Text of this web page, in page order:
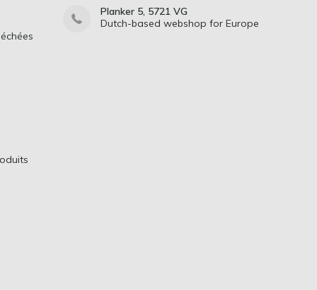
Planker 5, 5721 VG
Dutch-based webshop for Europe